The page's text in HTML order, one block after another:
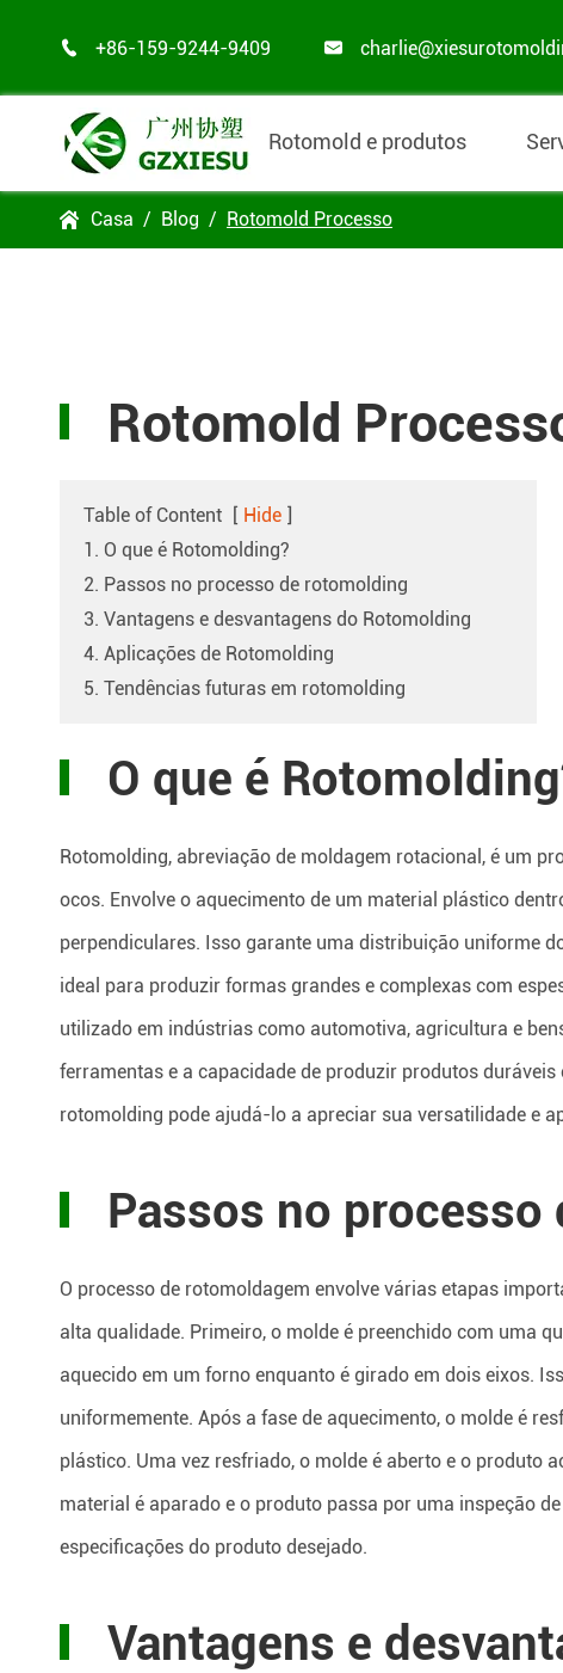
 +86-159-9244-9409 
Rotomold e produtos
 Casa Blog Rotomold Processo
Rotomold
Table of Content [ Hide ]
1. O que é Rotomolding?
2. Passos no processo de rotomolding
3. Vantagens e desvantagens do Rotomolding
4. Aplicações de Rotomolding
5. Tendências futuras em rotomolding
O que é
Rotomolding, abreviação de moldagem rotacional, é um
ocos. Envolve o aquecimento de um material plástico
perpendiculares. Isso garante uma distribuição uniforme
ideal para produzir formas grandes e complexas com
utilizado em indústrias como automotiva, agricultura e
ferramentas e a capacidade de produzir produtos
rotomolding pode ajudá-lo a apreciar sua versatilidade e
Passos no
O processo de rotomoldagem envolve várias etapas
alta qualidade. Primeiro, o molde é preenchido com uma
aquecido em um forno enquanto é girado em dois eixos.
uniformemente. Após a fase de aquecimento, o molde é
plástico. Uma vez resfriado, o molde é aberto e o produto
material é aparado e o produto passa por uma inspeção
especificações do produto desejado.
Vantagens e